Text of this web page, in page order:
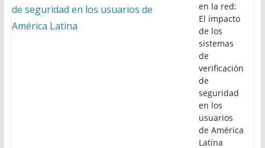
en la red:
El impacto
de los
sistemas
de
verificación
de
seguridad
en los
usuarios
de América
Latina